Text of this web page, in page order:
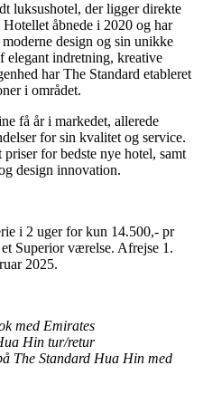
luksushotel, der ligger direkte
åbnede i 2020 og har
design og sin unikke
elegant indretning, kreative
har The Standard etableret
i området.
få år i markedet, allerede
for sin kvalitet og service.
for bedste nye hotel, samt
design innovation.
i 2 uger for kun 14.500,- pr
Superior værelse. Afrejse 1.
2025.
med Emirates
Hin tur/retur
The Standard Hua Hin med